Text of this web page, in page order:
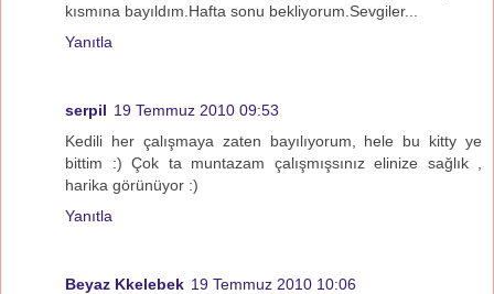
kısmına bayıldım.Hafta sonu bekliyorum.Sevgiler...
Yanıtla
serpil 19 Temmuz 2010 09:53
Kedili her çalışmaya zaten bayılıyorum, hele bu kitty ye
bittim :) Çok ta muntazam çalışmışsınız elinize sağlık ,
harika görünüyor :)
Yanıtla
Beyaz Kkelebek 19 Temmuz 2010 10:06